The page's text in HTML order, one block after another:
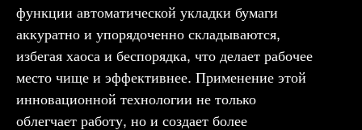
функции автоматической укладки бумаги
аккуратно и упорядоченно складываются,
избегая хаоса и беспорядка, что делает рабочее
место чище и эффективнее. Применение этой
инновационной технологии не только
облегчает работу, но и создает более